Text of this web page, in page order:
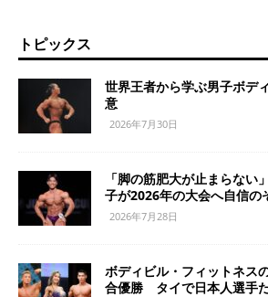
トピックス
世界王者から学ぶ男子ボデ
意
2026年7月30日
「脚の筋肥大が止まらない
子が2026年の大会へ自信の
2026年7月28日
ボディビル・フィットネス
合優勝 タイで日本人選手